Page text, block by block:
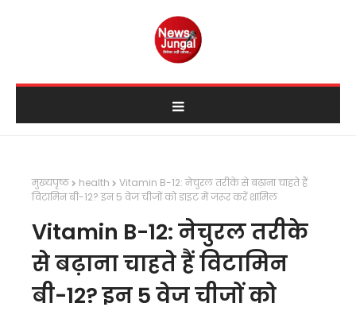
मुख्यपृष्ठ health
Vitamin B-12: नेचुरल तरीके से बढ़ाना चाहते हैं
विटामिन बी-12? इन 5 वेज चीजों को डाइट में जरूर करें शामिल
Vitamin B-12: नेचुरल तरीके
से बढ़ाना चाहते हैं विटामिन
बी-12? इन 5 वेज चीजों को